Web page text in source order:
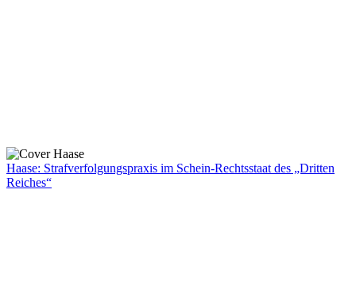
Haase: Strafverfolgungspraxis im Schein-Rechtsstaat des „Dritten
Reiches“